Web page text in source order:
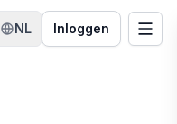
NL
Taal wisselen
Inloggen